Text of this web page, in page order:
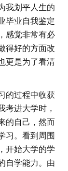
我划平人生的
毕业自我鉴定
感觉非常有必
得好的方面改
更是为了看清
的过程中收获
考进大学时，
的自己，然而
习。看到周围
开始大学的学
自学能力。由